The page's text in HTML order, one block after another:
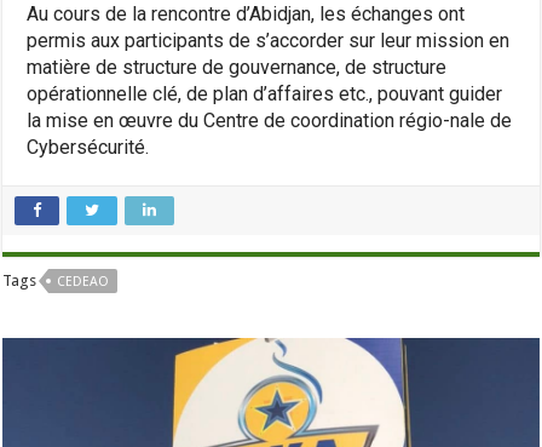
Au cours de la rencontre d’Abidjan, les échanges ont
permis aux participants de s’accorder sur leur mission en
matière de structure de gouvernance, de structure
opérationnelle clé, de plan d’affaires etc., pouvant guider
la mise en œuvre du Centre de coordination régio-nale de
Cybersécurité.
Tags CEDEAO